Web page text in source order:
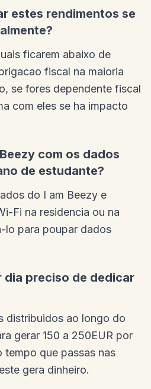
estes rendimentos se
ficarem abaixo de
fiscal na maioria
se fores dependente fiscal
com eles se ha impacto
com os dados
de estudante?
do I am Beezy e
Fi na residencia ou na
lo para poupar dados
dia preciso de dedicar
distribuidos ao longo do
gerar 150 a 250EUR por
tempo que passas nas
gera dinheiro.